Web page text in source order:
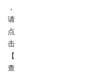
，
请
点
击
【
查